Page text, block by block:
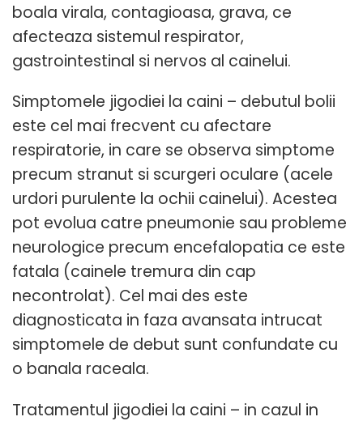
boala virala, contagioasa, grava, ce
afecteaza sistemul respirator,
gastrointestinal si nervos al cainelui.
Simptomele jigodiei la caini – debutul bolii
este cel mai frecvent cu afectare
respiratorie, in care se observa simptome
precum stranut si scurgeri oculare (acele
urdori purulente la ochii cainelui). Acestea
pot evolua catre pneumonie sau probleme
neurologice precum encefalopatia ce este
fatala (cainele tremura din cap
necontrolat). Cel mai des este
diagnosticata in faza avansata intrucat
simptomele de debut sunt confundate cu
o banala raceala.
Tratamentul jigodiei la caini – in cazul in